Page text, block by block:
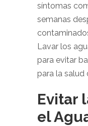
síntomas
semanas
Lavar los
para evitar
para la salud
Evitar
el